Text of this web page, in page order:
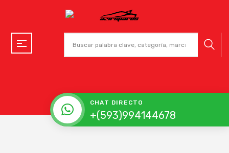
CHAT DIRECTO
+(593)994144678